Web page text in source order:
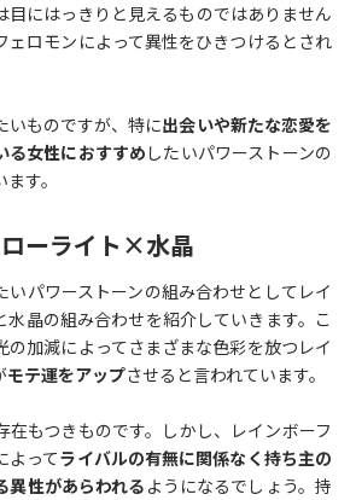
目にはっきりと見えるものではありません
ェロモンによって異性をひきつけるとされ
いものですが、特に出会いや新たな恋愛を
る女性におすすめ したいパワーストーンの
す。
ーライト×水晶
いパワーストーンの組み合わせとしてレイ
水晶の組み合わせを紹介していきます。こ
の加減によってさまざまな色彩を放つレイ
モテ運をアップさせると言われています。
在もつきものです。しかし、レインボーフ
よってライバルの有無に関係なく持ち主の
異性があらわれる ようになるでしょう。持